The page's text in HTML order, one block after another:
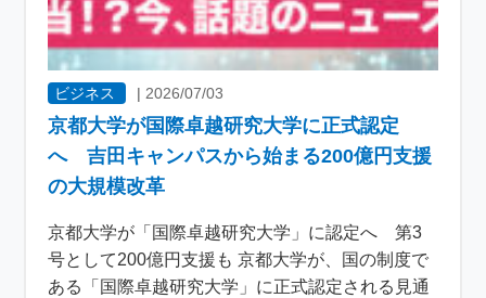
ビジネス | 2026/07/03
京都大学が国際卓越研究大学に正式認定
へ 吉田キャンパスから始まる200億円支援
の大規模改革
京都大学が「国際卓越研究大学」に認定へ 第3
号として200億円支援も 京都大学が、国の制度で
ある「国際卓越研究大学」に正式認定される見通